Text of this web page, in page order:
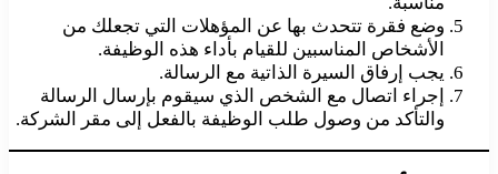
وضع فقرة تتحدث بها عن المؤهلات التي تجعلك من
الأشخاص المناسبين للقيام بأداء هذه الوظيفة.
يجب إرفاق السيرة الذاتية مع الرسالة.
إجراء اتصال مع الشخص الذي سيقوم بإرسال الرسالة
والتأكد من وصول طلب الوظيفة بالفعل إلى مقر الشركة.